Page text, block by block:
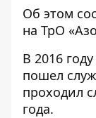
Об этом
на ТрО
В 2016
пошел
проходил
года.